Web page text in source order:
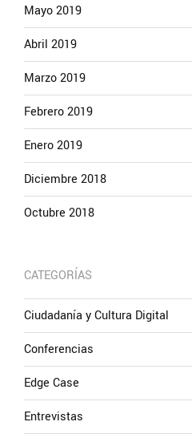
Mayo 2019
Abril 2019
Marzo 2019
Febrero 2019
Enero 2019
Diciembre 2018
Octubre 2018
CATEGORÍAS
Ciudadanía y Cultura Digital
Conferencias
Edge Case
Entrevistas